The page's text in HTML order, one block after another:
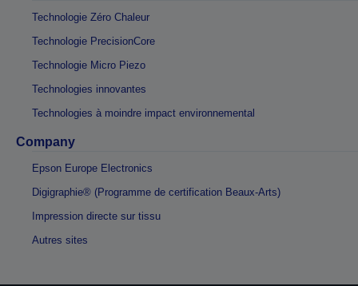
Technologie Zéro Chaleur
Technologie PrecisionCore
Technologie Micro Piezo
Technologies innovantes
Technologies à moindre impact environnemental
Company
Epson Europe Electronics
Digigraphie® (Programme de certification Beaux-Arts)
Impression directe sur tissu
Autres sites